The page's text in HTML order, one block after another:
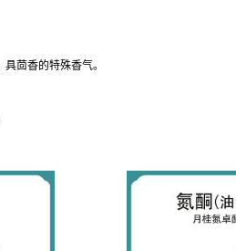
具茴香的特殊香气。